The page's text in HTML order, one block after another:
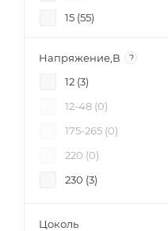
15 (55)
18 ( 5)
42
)
3
Напряжение,В ?
12 (3)
12-48 (0)
175-265 (0)
220 (0)
230 (3)
Цоколь